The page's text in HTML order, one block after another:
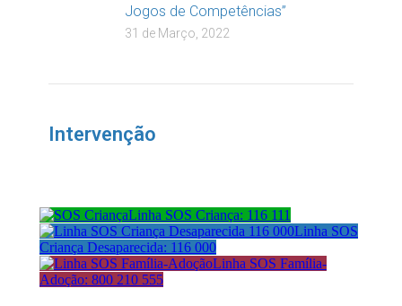
Jogos de Competências”
31 de Março, 2022
Intervenção
Linha SOS Criança: 116 111
Linha SOS
Criança Desaparecida: 116 000
Linha SOS Família-
Adoção: 800 210 555